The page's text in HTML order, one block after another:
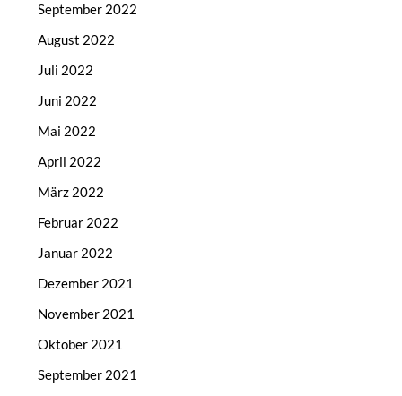
September 2022
August 2022
Juli 2022
Juni 2022
Mai 2022
April 2022
März 2022
Februar 2022
Januar 2022
Dezember 2021
November 2021
Oktober 2021
September 2021